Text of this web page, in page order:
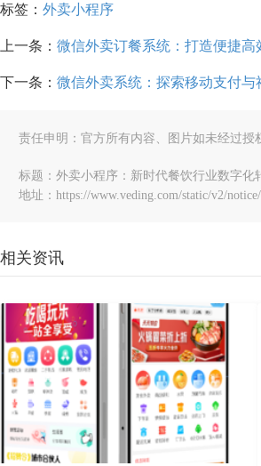
标签： 外卖小程序
上一条： 微信外卖订餐系统：打造便捷高
下一条： 微信外卖系统：探索移动支付
责任申明：官方所有内容、图片如未经过授
标题：外卖小程序：新时代餐饮行业数字化
地址：https://www.veding.com/static/v2/
相关资讯